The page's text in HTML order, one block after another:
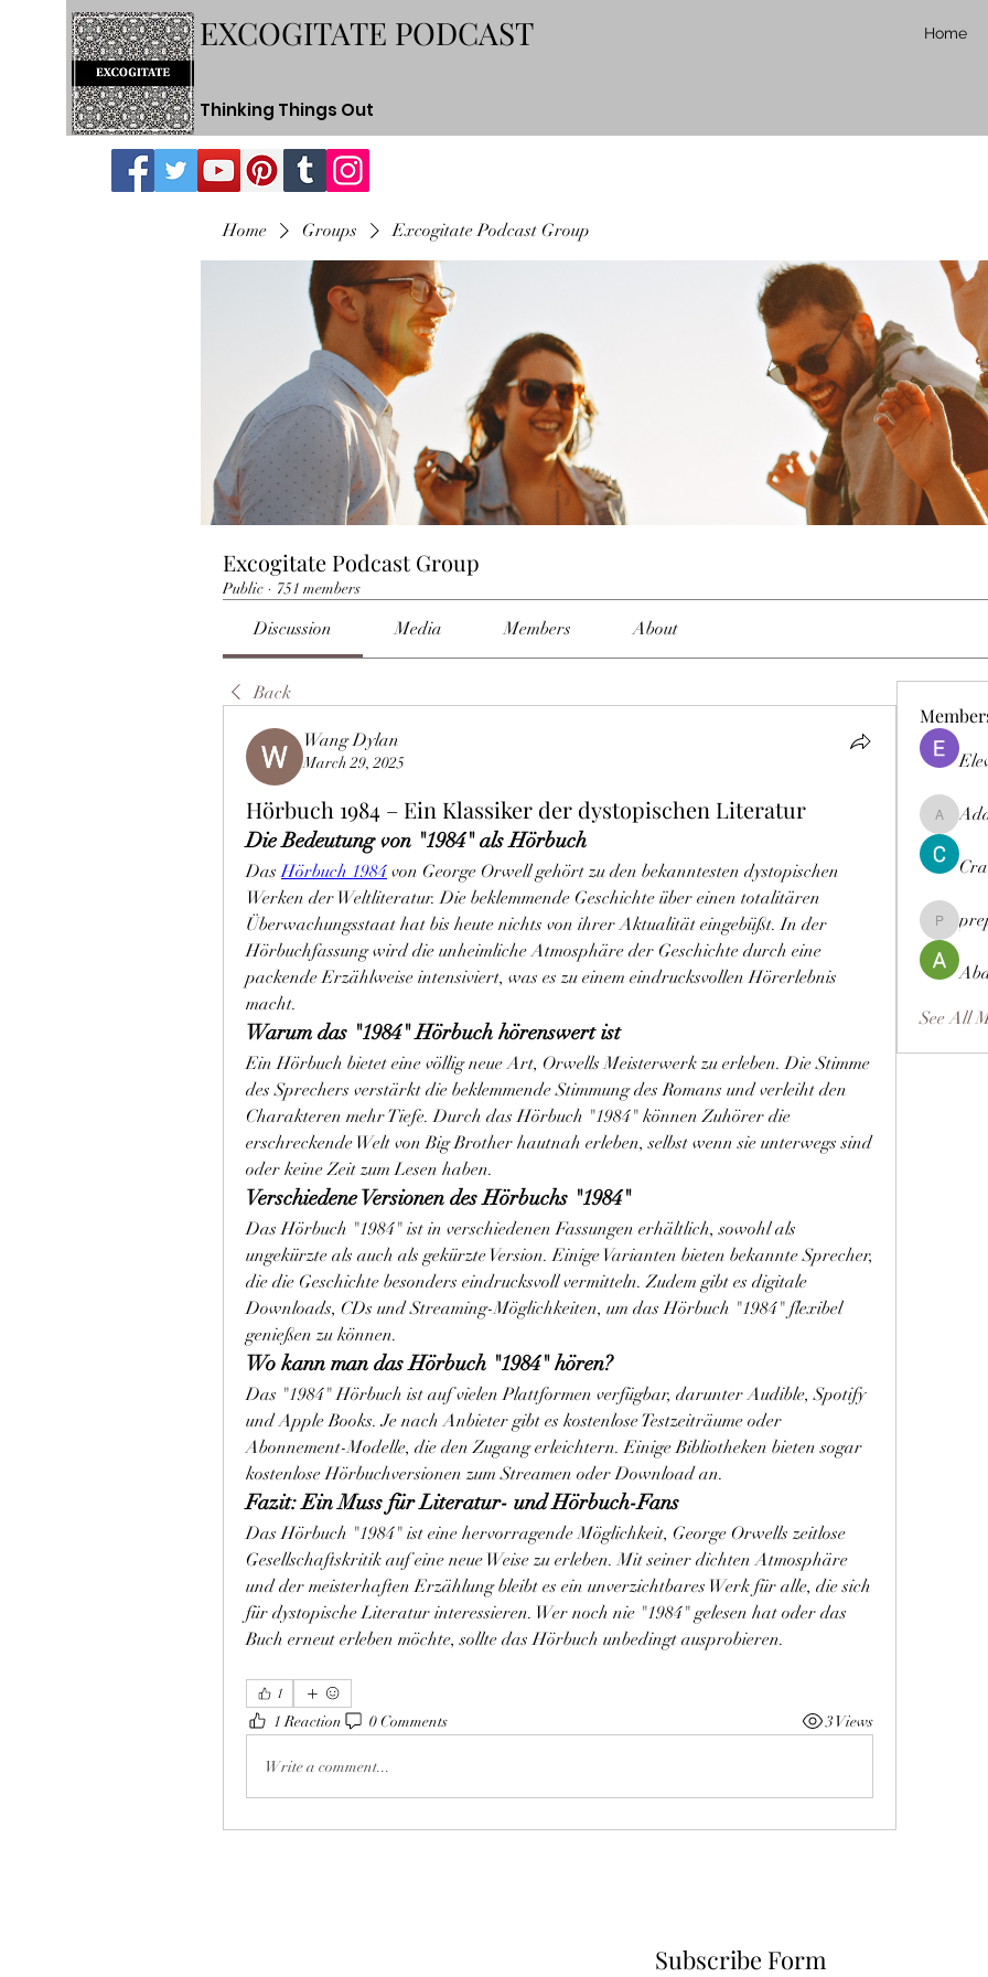
EXCOGITATE PODCAST
Thinking Things Out
Home
Home Groups Excogitate Podcast Group
Excogitate Podcast Group
Public · 751 members
Discussion Media Members About
Back
Wang Dylan
March 29, 2025
Hörbuch 1984 – Ein Klassiker der dystopischen Literatur
Die Bedeutung von "1984" als Hörbuch
Das Hörbuch 1984 von George Orwell gehört zu den bekanntesten dystopischen
Werken der Weltliteratur. Die beklemmende Geschichte über einen totalitären
Überwachungsstaat hat bis heute nichts von ihrer Aktualität eingebüßt. In der
Hörbuchfassung wird die unheimliche Atmosphäre der Geschichte durch eine
packende Erzählweise intensiviert, was es zu einem eindrucksvollen Hörerlebnis
macht.
Warum das "1984" Hörbuch hörenswert ist
Ein Hörbuch bietet eine völlig neue Art, Orwells Meisterwerk zu erleben. Die Stimme
des Sprechers verstärkt die beklemmende Stimmung des Romans und verleiht den
Charakteren mehr Tiefe. Durch das Hörbuch "1984" können Zuhörer die
erschreckende Welt von Big Brother hautnah erleben, selbst wenn sie unterwegs sind
oder keine Zeit zum Lesen haben.
Verschiedene Versionen des Hörbuchs "1984"
Das Hörbuch "1984" ist in verschiedenen Fassungen erhältlich, sowohl als
ungekürzte als auch als gekürzte Version. Einige Varianten bieten bekannte Sprecher,
die die Geschichte besonders eindrucksvoll vermitteln. Zudem gibt es digitale
Downloads, CDs und Streaming-Möglichkeiten, um das Hörbuch "1984" flexibel
genießen zu können.
Wo kann man das Hörbuch "1984" hören?
Das "1984" Hörbuch ist auf vielen Plattformen verfügbar, darunter Audible, Spotify
und Apple Books. Je nach Anbieter gibt es kostenlose Testzeiträume oder
Abonnement-Modelle, die den Zugang erleichtern. Einige Bibliotheken bieten sogar
kostenlose Hörbuchversionen zum Streamen oder Download an.
Fazit: Ein Muss für Literatur- und Hörbuch-Fans
Das Hörbuch "1984" ist eine hervorragende Möglichkeit, George Orwells zeitlose
Gesellschaftskritik auf eine neue Weise zu erleben. Mit seiner dichten Atmosphäre
und der meisterhaften Erzählung bleibt es ein unverzichtbares Werk für alle, die sich
für dystopische Literatur interessieren. Wer noch nie "1984" gelesen hat oder das
Buch erneut erleben möchte, sollte das Hörbuch unbedingt ausprobieren.
1
1 Reaction 0 Comments 3 Views
Write a comment...
See All
Subscribe Form